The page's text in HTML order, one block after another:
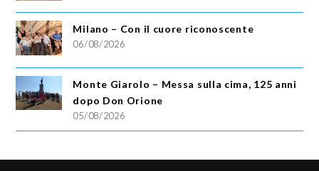
Milano – Con il cuore riconoscente
06/08/2026
Monte Giarolo – Messa sulla cima, 125 anni
dopo Don Orione
05/08/2026